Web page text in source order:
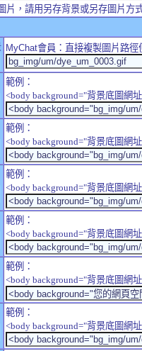
片，請用另存背景或另存圖片方
MyChat會員：直接複製圖片路
範例：
<body background="背景底圖網
範例：
<body background="背景底圖網
範例：
<body background="背景底圖網
範例：
<body background="背景底圖網
範例：
<body background="背景底圖網
範例：
<body background="背景底圖網